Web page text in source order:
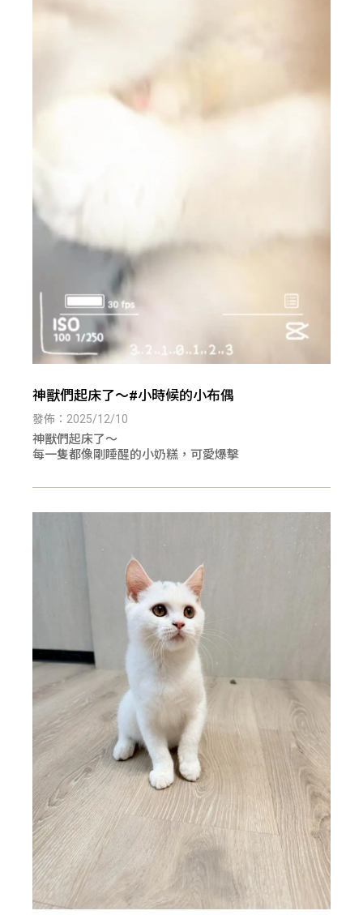
神獸們起床了～#小時候的小布偶
發佈：2025/12/10
神獸們起床了～
每一隻都像剛睡醒的小奶糕，可愛爆擊